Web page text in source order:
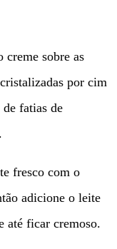
creme sobre as
por cim
fatias de
fresco com o
adicione o leite
até ficar cremoso.